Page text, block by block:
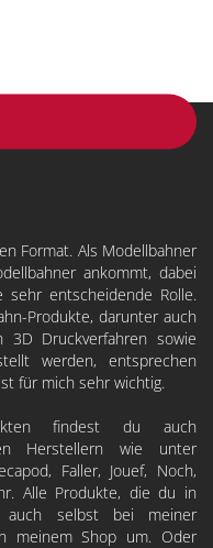
Format. Als Modellbahner
ankommt, dabei
entscheidende Rolle.
Produkte, darunter auch
3D Druckverfahren sowie
werden, entsprechen
für mich sehr wichtig.
findest du auch
Herstellern wie unter
, Faller, Jouef, Noch,
Alle Produkte, die du in
selbst bei meiner
meinem Shop um. Oder